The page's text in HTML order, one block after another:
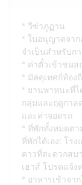
วีซ่าภูฏาน
ใบอนุญาตจาก
จำเป็นสำหรับก
ค่าตั๋วเข้าชมส
มัคคุเทศก์ท้อ
ยานพาหนะที่
กลุ่มและฤดูกาล
และค่าจอดรถ
ที่พักทั้งหมดตา
ที่พักได้เอง: โร
ดาวที่สะดวกสบ
เฮาส์ โปรดแจ้
อาหารเช้าจา